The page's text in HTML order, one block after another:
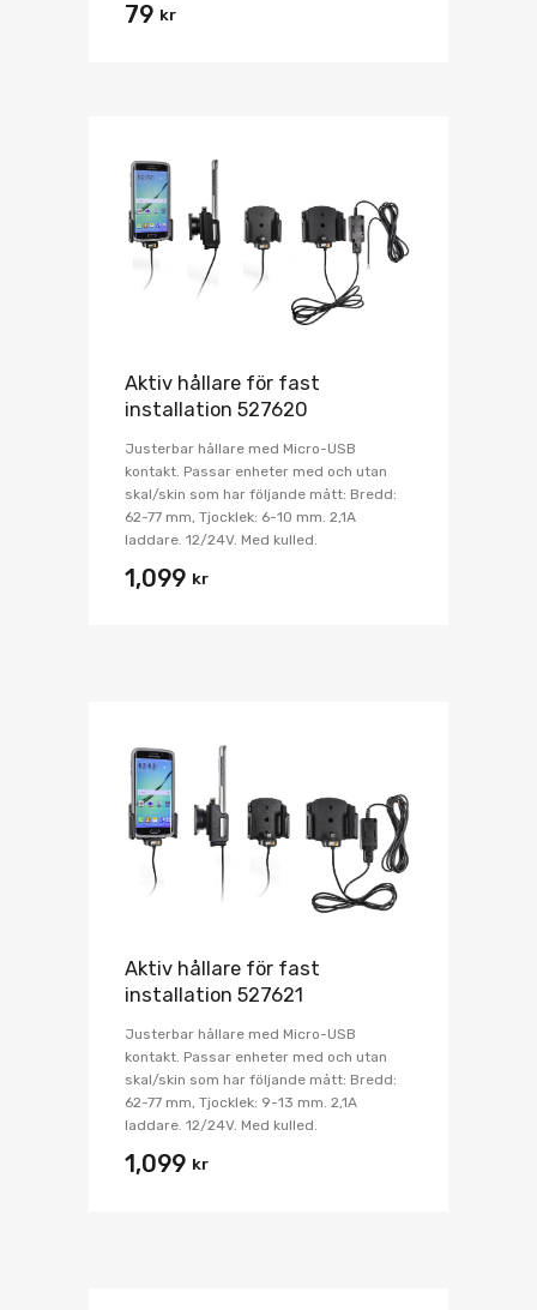
79 kr
Aktiv hållare för fast
installation 527620
Justerbar hållare med Micro-USB
kontakt. Passar enheter med och utan
skal/skin som har följande mått: Bredd:
62-77 mm, Tjocklek: 6-10 mm. 2,1A
laddare. 12/24V. Med kulled.
1,099 kr
Aktiv hållare för fast
installation 527621
Justerbar hållare med Micro-USB
kontakt. Passar enheter med och utan
skal/skin som har följande mått: Bredd:
62-77 mm, Tjocklek: 9-13 mm. 2,1A
laddare. 12/24V. Med kulled.
1,099 kr